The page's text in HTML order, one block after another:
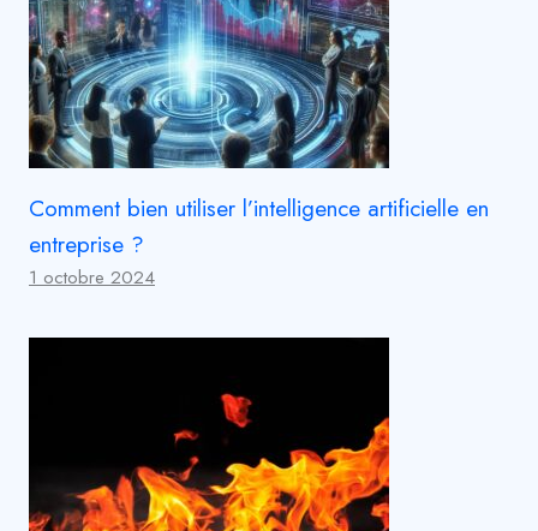
Comment bien utiliser l’intelligence artificielle en
entreprise ?
1 octobre 2024